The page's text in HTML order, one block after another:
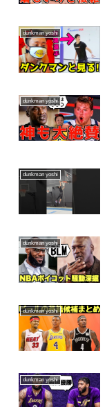
dunkman yoshi
dunkman yoshi
dunkman yoshi
dunkman yoshi
dunkman yoshi
dunkman yoshi